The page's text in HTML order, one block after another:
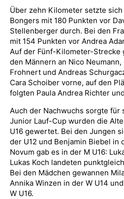
Über zehn Kilometer setzte
Bongers mit 180 Punkten vor
Stellenberger durch. Bei den
mit 154 Punkten vor Andrea
Auf der Fünf-Kilometer-Strecke
den Männern an Nico
Frohnert und Andreas
Cara Schoiber vorne, auf den
folgten Paula Andrea Richter
Auch der Nachwuchs sorgte für
Junior Lauf-Cup wurden die
U16 gewertet. Bei den Jungen
der U12 und Benjamin Biebel in
Novum gab es in der M U16:
Lukas Koch landeten
Bei den Mädchen gewannen
Annika Winzen in der W U14
W U16.